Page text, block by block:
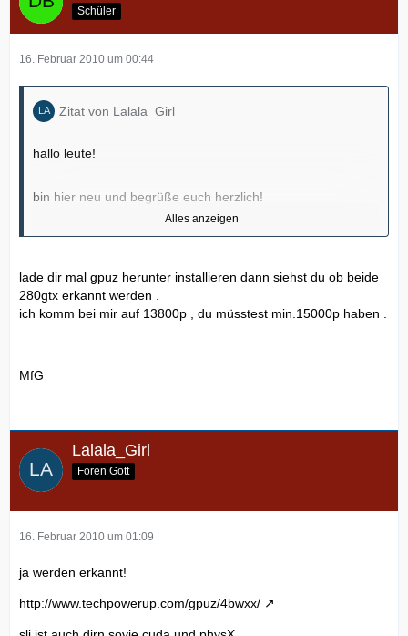
Schüler
16. Februar 2010 um 00:44
Zitat von Lalala_Girl
hallo leute!
bin hier neu und begrüße euch herzlich!
also mein problem: ich habe ein m17x seit 3 tagen. win7
ich bin mit der leistung des laptops nicht zufrieden!
3Dmark06 (standart settings) knapp 11k punkte! da stimmt
so nem lappi) 20-40 fps! fc2 auf max settings 20 fps!
erreichen, oder?
auf ne super gaming-perfomace gefreut...
Alles anzeigen
lade dir mal gpuz herunter installieren dann siehst du ob beide
280gtx erkannt werden .
ich komm bei mir auf 13800p , du müsstest min.15000p haben .
MfG
Lalala_Girl
Foren Gott
16. Februar 2010 um 01:09
ja werden erkannt!
http://www.techpowerup.com/gpuz/4bwxx/